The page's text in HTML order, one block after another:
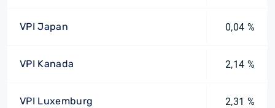
VPI Japan 0,04 %
VPI Kanada 2,14 %
VPI Luxemburg 2,31 %